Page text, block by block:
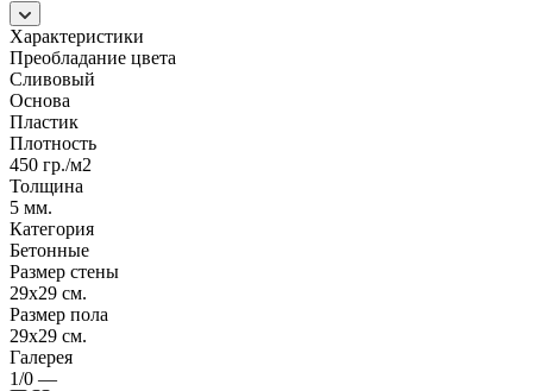
Характеристики
Преобладание цвета
Сливовый
Основа
Пластик
Плотность
450 гр./м2
Толщина
5 мм.
Категория
Бетонные
Размер стены
29x29 см.
Размер пола
29x29 см.
Галерея
1/0 —